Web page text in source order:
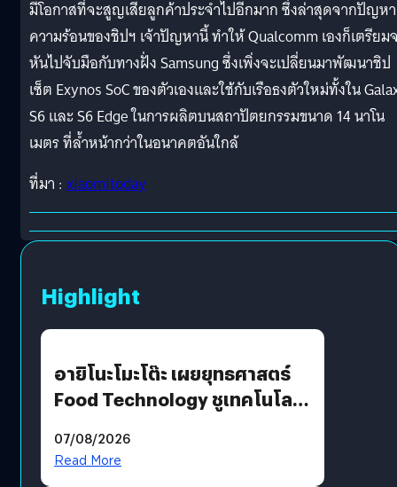
มีโอกาสที่จะสูญเสียลูกค้าประจำไปอีกมาก ซึ่งล่าสุดจากปัญหา
ความร้อนของชิปฯ เจ้าปัญหานี้ ทำให้ Qualcomm เองก็เตรียม
หันไปจับมือกับทางฝั่ง Samsung ซึ่งเพิ่งจะเปลี่ยนมาพัฒนาชิป
เซ็ต Exynos SoC ของตัวเองและใช้กับเรือธงตัวใหม่ทั้งใน
S6 และ S6 Edge ในการผลิตบนสถาปัตยกรรมขนาด 14 นาโน
เมตร ที่ล้ำหน้ากว่าในอนาคตอันใกล้
ที่มา : xiaomitoday
Highlight
อายิโนะโมะโต๊ะ เผยยุทธศาสตร์
Food Technology ชูเทคโนโลยี
บริโภคและ B2B
07/08/2026
Read More